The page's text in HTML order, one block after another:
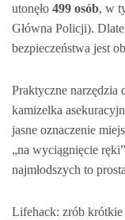
utonęło 499 osób, w
Główna Policji).
bezpieczeństwa jest
Praktyczne narzędzia
kamizelka
jasne oznaczenie
„na wyciągnięcie
najmłodszych to
Lifehack: zrób krótkie